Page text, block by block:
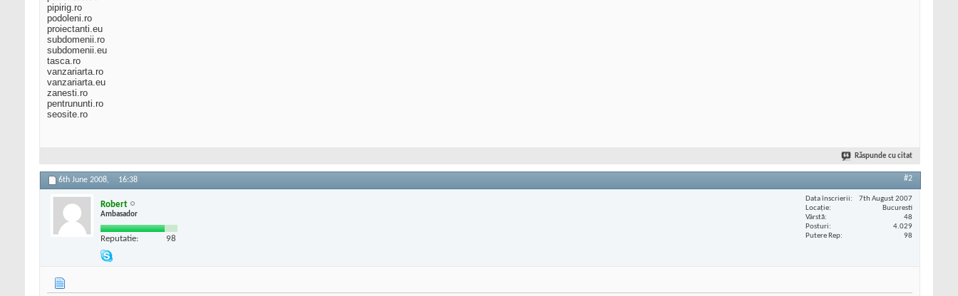
pipirig.ro
podoleni.ro
proiectanti.eu
subdomenii.ro
subdomenii.eu
tasca.ro
vanzariarta.ro
vanzariarta.eu
zanesti.ro
pentrununti.ro
seosite.ro
Răspunde cu citat
6th June 2008, 16:38 #2
Robert
Ambasador
Reputatie: 98
Data înscrierii
7th August 2007
Locaţie
Bucuresti
Vârstă
48
Posturi
4.029
Putere Rep
98